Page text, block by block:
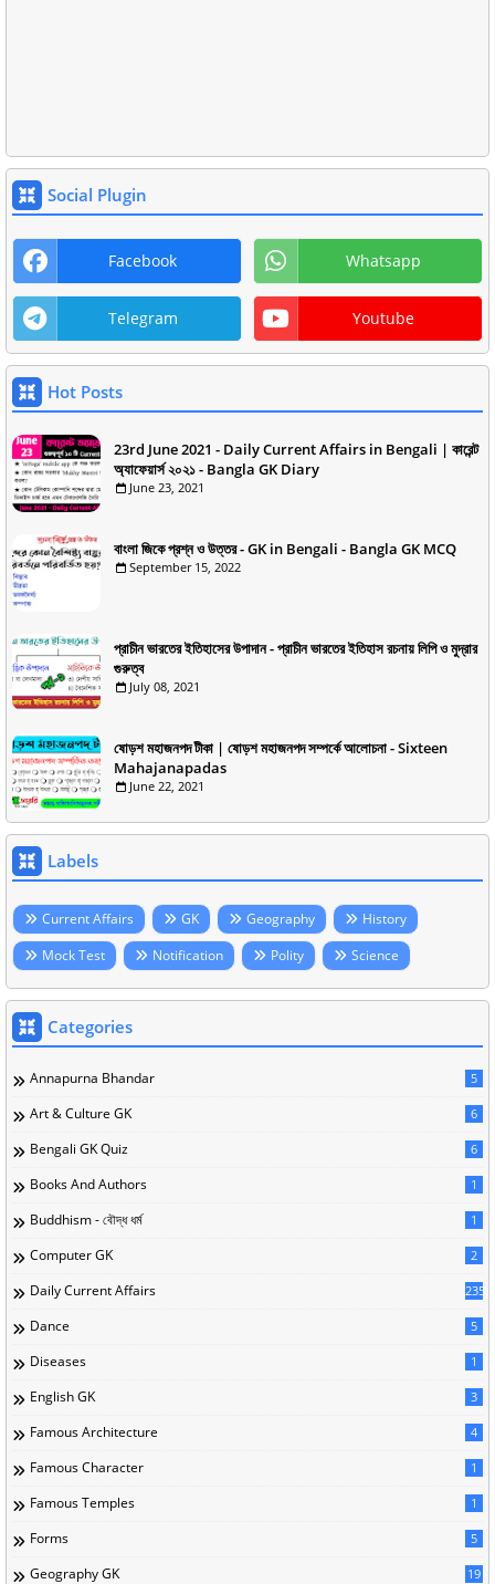
Social Plugin
Facebook Whatsapp
Telegram Youtube
Hot Posts
23rd June 2021 - Daily Current Affairs in Bengali | কারেন্ট
অ্যাফেয়ার্স ২০২১ - Bangla GK Diary
June 23, 2021
বাংলা জিকে প্রশ্ন ও উত্তর - GK in Bengali - Bangla GK MCQ
September 15, 2022
প্রাচীন ভারতের ইতিহাসের উপাদান - প্রাচীন ভারতের ইতিহাস রচনায় লিপি ও মুদ্রার
গুরুত্ব
July 08, 2021
ষোড়শ মহাজনপদ টীকা | ষোড়শ মহাজনপদ সম্পর্কে আলোচনা - Sixteen
Mahajanapadas
June 22, 2021
Labels
Current Affairs GK Geography
History
Mock Test
Notification Polity Science
Categories
Annapurna Bhandar 5
Art & Culture GK 6
Bengali GK Quiz 6
Books And Authors 1
Buddhism - বৌদ্ধ ধর্ম 1
Computer GK 2
Daily Current Affairs 235
Dance 5
Diseases 1
English GK 3
Famous Architecture 4
Famous Character 1
Famous Temples 1
Forms 5
Geography GK 19